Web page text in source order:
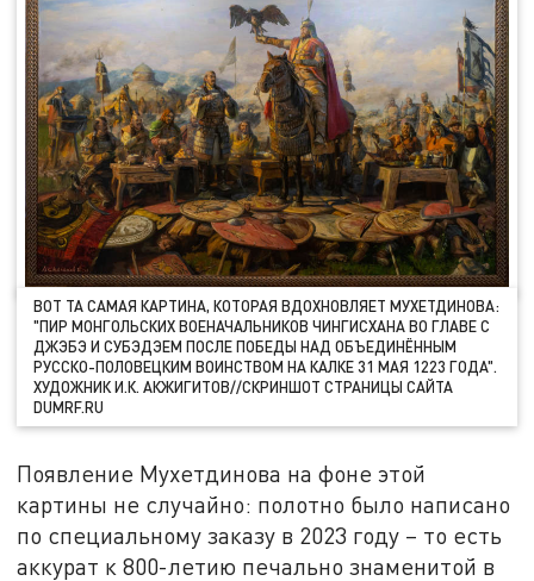
ВОТ ТА САМАЯ КАРТИНА, КОТОРАЯ ВДОХНОВЛЯЕТ МУХЕТДИНОВА:
"ПИР МОНГОЛЬСКИХ ВОЕНАЧАЛЬНИКОВ ЧИНГИСХАНА ВО ГЛАВЕ С
ДЖЭБЭ И СУБЭДЭЕМ ПОСЛЕ ПОБЕДЫ НАД ОБЪЕДИНЁННЫМ
РУССКО-ПОЛОВЕЦКИМ ВОИНСТВОМ НА КАЛКЕ 31 МАЯ 1223 ГОДА".
ХУДОЖНИК И.К. АКЖИГИТОВ//СКРИНШОТ СТРАНИЦЫ САЙТА
DUMRF.RU
Появление Мухетдинова на фоне этой
картины не случайно: полотно было написано
по специальному заказу в 2023 году – то есть
аккурат к 800-летию печально знаменитой в